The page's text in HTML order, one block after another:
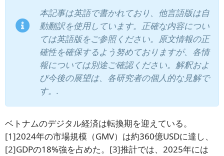
本記事は英語で書かれており、他言語版は自
動翻訳を使用しています。正確な内容につい
ては英語版をご参照ください。原文情報の正
確性を確保するよう努めておりますが、各情
報については別途ご確認ください。解釈およ
び今後の展望は、各研究者の個人的な見解で
す。.
ベトナムのデジタル経済は転換期を迎えている。
[1]2024年の市場規模（GMV）は約360億USDに達し、
[2]GDPの18%強を占めた。 [3]推計では、2025年には